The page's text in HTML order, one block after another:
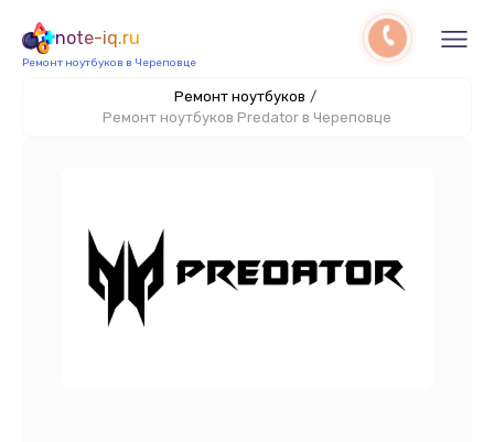
note-iq.ru
Ремонт ноутбуков в Череповце
Ремонт ноутбуков /
Ремонт ноутбуков Predator в Череповце